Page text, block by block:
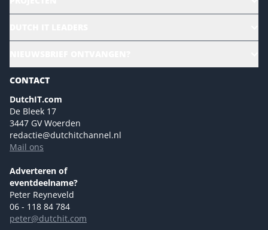
Sustainability | Green IT
Marketing- en contentmogelijkheden 2026
Events- en sponsormogelijkheden 2026
Ons team
Colofon
Tip de redactie
Versturen
CONTACT
DutchIT.com
De Bleek 17
3447 GV Woerden
redactie@dutchitchannel.nl
Mail ons
Adverteren of
eventdeelname?
Peter Reyneveld
06 - 118 84 784
peter@dutchit.com